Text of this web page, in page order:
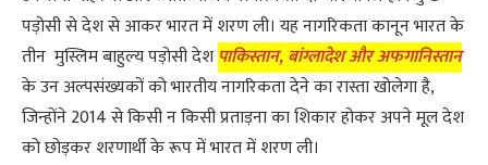
पड़ोसी से देश से आकर भारत में शरण ली। यह नागरिकता कानून भारत के
तीन मुस्लिम बाहुल्य पड़ोसी देश पाकिस्तान, बांग्लादेश और अफगानिस्तान
के उन अल्पसंख्यकों को भारतीय नागरिकता देने का रास्ता खोलेगा है,
जिन्होंने 2014 से किसी न किसी प्रताड़ना का शिकार होकर अपने मूल देश
को छोड़कर शरणार्थी के रूप में भारत में शरण ली।